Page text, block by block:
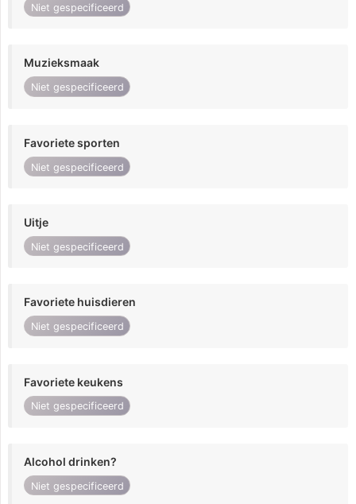
Niet gespecificeerd
Muzieksmaak
Niet gespecificeerd
Favoriete sporten
Niet gespecificeerd
Uitje
Niet gespecificeerd
Favoriete huisdieren
Niet gespecificeerd
Favoriete keukens
Niet gespecificeerd
Alcohol drinken?
Niet gespecificeerd